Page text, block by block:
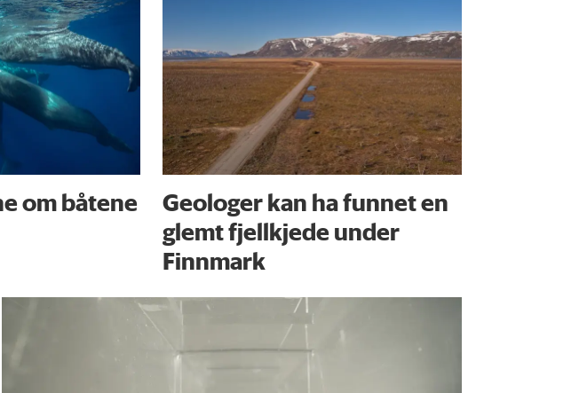
om båtene
Geologer kan ha funnet en
glemt fjellkjede under
Finnmark